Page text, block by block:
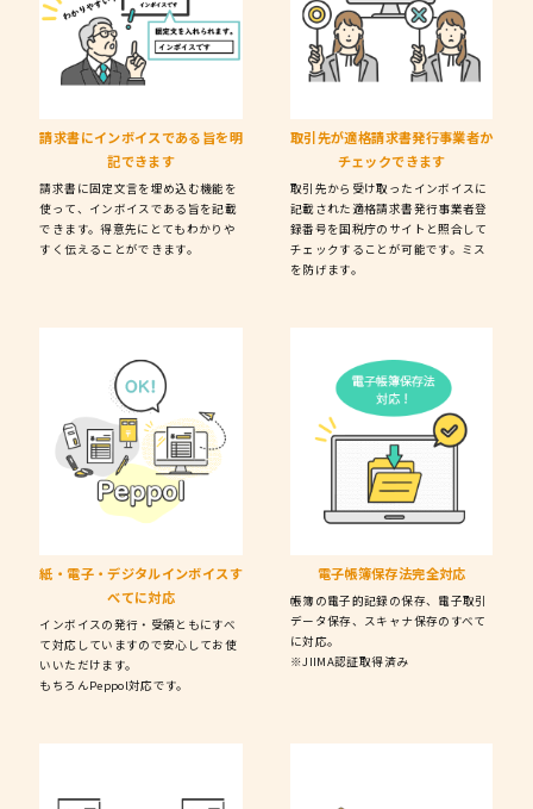
請求書にインボイスである旨を明
記できます
請求書に固定文言を埋め込む機能を
使って、インボイスである旨を記載
できます。得意先にとてもわかりや
すく伝えることができます。
取引先が適格請求書発行事業者か
チェックできます
取引先から受け取ったインボイスに
記載された適格請求書発行事業者登
録番号を国税庁のサイトと照合して
チェックすることが可能です。ミス
を防げます。
紙・電子・デジタルインボイスす
べてに対応
インボイスの発行・受領ともにすべ
て対応していますので安心してお使
いいただけます。
もちろんPeppol対応です。
電子帳簿保存法完全対応
帳簿の電子的記録の保存、電子取引
データ保存、スキャナ保存のすべて
に対応。
※JIIMA認証取得済み